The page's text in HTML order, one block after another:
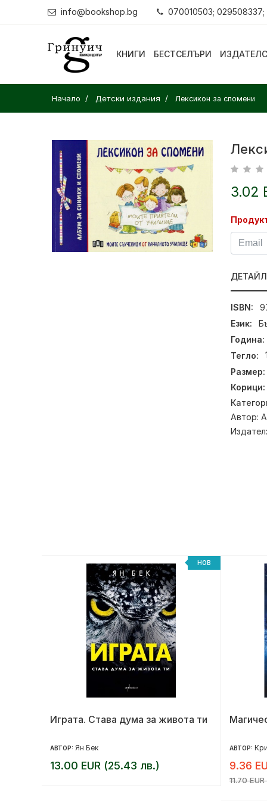
info@bookshop.bg 070010503; 029508337;
КНИГИ БЕСТСЕЛЪРИ
Начало Детски издания Лексикон за спомени
3.02
ISBN:
Език:
Година:
Тегло:
Размер:
Корици:
Автор:
Издател:
НОВ
Играта. Става дума за живота ти
АВТОР: Ян Бек
13.00 EUR (25.43 лв.)
АВТОР:
9.36
11.70